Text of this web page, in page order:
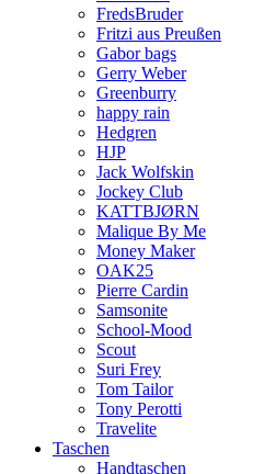
FredsBruder
Fritzi aus Preußen
Gabor bags
Gerry Weber
Greenburry
happy rain
Hedgren
HJP
Jack Wolfskin
Jockey Club
KATTBJØRN
Malique By Me
Money Maker
OAK25
Pierre Cardin
Samsonite
School-Mood
Scout
Suri Frey
Tom Tailor
Tony Perotti
Travelite
Taschen
Handtaschen